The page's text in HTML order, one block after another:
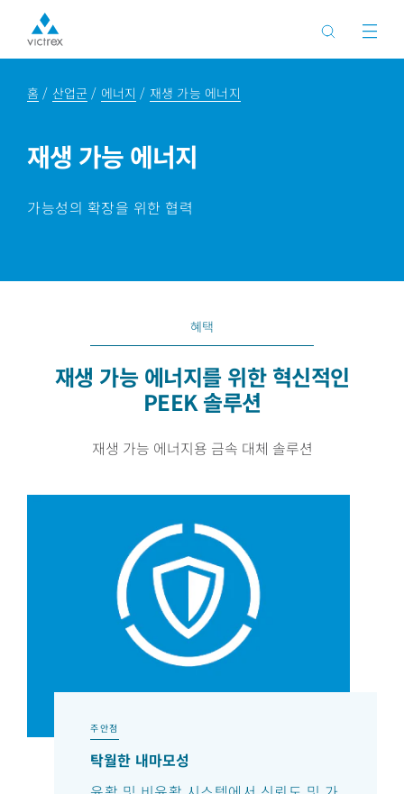
홈 산업군 에너지 재생 가능 에너지
재생 가능 에너지
가능성의 확장을 위한 협력
혜택
재생 가능 에너지를 위한 혁신적인
PEEK 솔루션
재생 가능 에너지용 금속 대체 솔루션
주안점
탁월한 내마모성